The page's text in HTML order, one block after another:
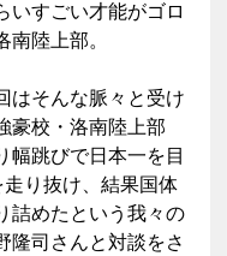
いすごい才能がゴロ
陸上部。
はそんな脈々と受け
豪校・洛南陸上部
幅跳びで日本一を目
り抜け、結果国体
詰めたという我々の
隆司さんと対談をさ